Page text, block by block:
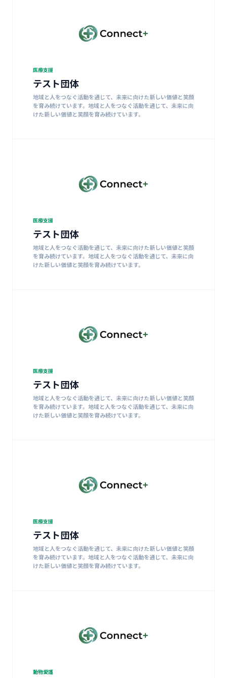
医療支援
テスト団体
地域と人をつなぐ活動を通じて、未来に向けた新しい価値と笑顔
を育み続けています。地域と人をつなぐ活動を通じて、未来に向
けた新しい価値と笑顔を育み続けています。
医療支援
テスト団体
地域と人をつなぐ活動を通じて、未来に向けた新しい価値と笑顔
を育み続けています。地域と人をつなぐ活動を通じて、未来に向
けた新しい価値と笑顔を育み続けています。
医療支援
テスト団体
地域と人をつなぐ活動を通じて、未来に向けた新しい価値と笑顔
を育み続けています。地域と人をつなぐ活動を通じて、未来に向
けた新しい価値と笑顔を育み続けています。
医療支援
テスト団体
地域と人をつなぐ活動を通じて、未来に向けた新しい価値と笑顔
を育み続けています。地域と人をつなぐ活動を通じて、未来に向
けた新しい価値と笑顔を育み続けています。
動物愛護